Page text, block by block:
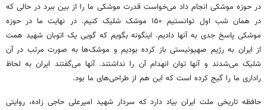
در حوزه موشکی انجام داد می‌خواست قدرت موشکی ما را از بین ببرد در حالی که
در همان شب اول توانستیم ۱۵۰ موشک شلیک کنیم. در نهایت ما در حوزه
موشکی پاسخ جدی به آنها دادیم. اینگونه بگویم که گویی یک اتوبان شهید همت
از ایران به رژیم صهیونیستی باز کرده بودیم و موشک‌ها به صورت مرتب در آن
شلیک می‌شدند و آنها توان انهدام آن را نداشتند. آنها می‌گفتند ایران به لحاظ
راداری ما را گیج کرده است که این هم از طراحی‌های ما بود.
حافظه تاریخی ملت ایران بیاد دارد که سردار شهید امیرعلی حاجی زاده، روایتی